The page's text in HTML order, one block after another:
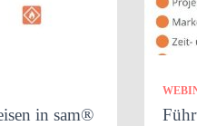
in sam®